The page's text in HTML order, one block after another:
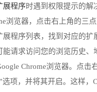
展程序时遇到权限提示的解
浏览器，点击右上角的三
程序列表，找到对应的
请求访问您的浏览历史
Chrome浏览器。点
项，并将其开启。这样